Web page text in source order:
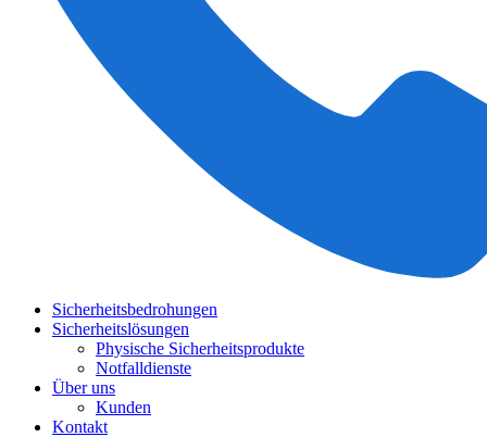
Sicherheitsbedrohungen
Sicherheitslösungen
Physische Sicherheitsprodukte
Notfalldienste
Über uns
Kunden
Kontakt